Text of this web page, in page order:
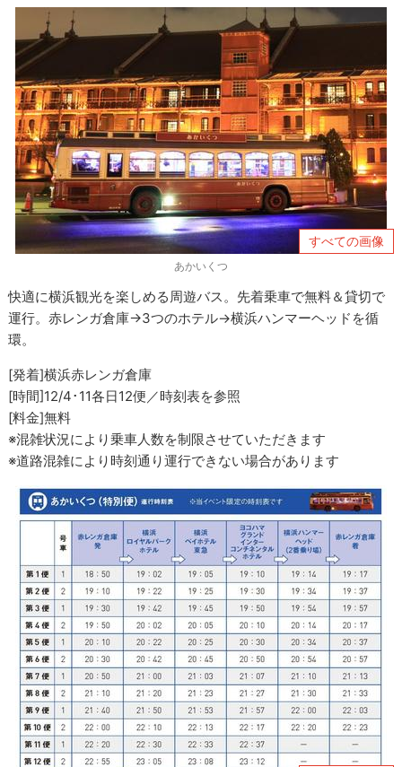
すべての画像
あかいくつ
快適に横浜観光を楽しめる周遊バス。先着乗車で無料＆貸切で
運行。赤レンガ倉庫→3つのホテル→横浜ハンマーヘッドを循
環。
[発着]横浜赤レンガ倉庫
[時間]12/4･11各日12便／時刻表を参照
[料金]無料
※混雑状況により乗車人数を制限させていただきます
※道路混雑により時刻通り運行できない場合があります